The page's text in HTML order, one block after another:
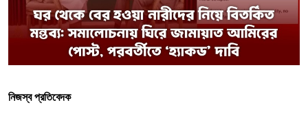
নিজস্ব প্রতিবেদক